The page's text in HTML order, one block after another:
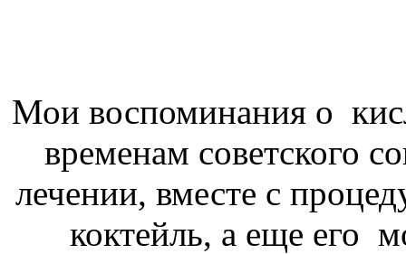
Мои воспоминания о
временам советского
лечении, вместе с
коктейль, а еще его